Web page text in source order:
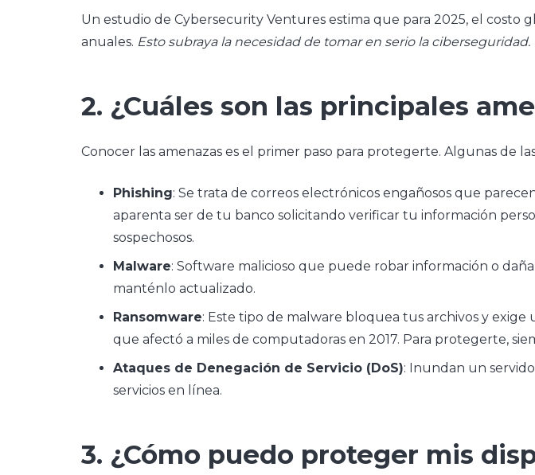
Un estudio de Cybersecurity Ventures estima que para 2025, el costo
anuales. Esto subraya la necesidad de tomar en serio la ciberseguridad.
2. ¿Cuáles son las principales
Conocer las amenazas es el primer paso para protegerte. Algunas de
Phishing: Se trata de correos electrónicos engañosos que
aparenta ser de tu banco solicitando verificar tu información
sospechosos.
Malware: Software malicioso que puede robar información o
manténlo actualizado.
Ransomware: Este tipo de malware bloquea tus archivos y
que afectó a miles de computadoras en 2017. Para protegerte,
Ataques de Denegación de Servicio (DoS): Inundan un
servicios en línea.
3. ¿Cómo puedo proteger mis